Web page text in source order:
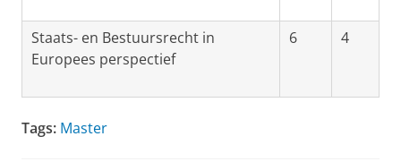
Staats- en Bestuursrecht in
Europees perspectief
6 4
Tags: Master